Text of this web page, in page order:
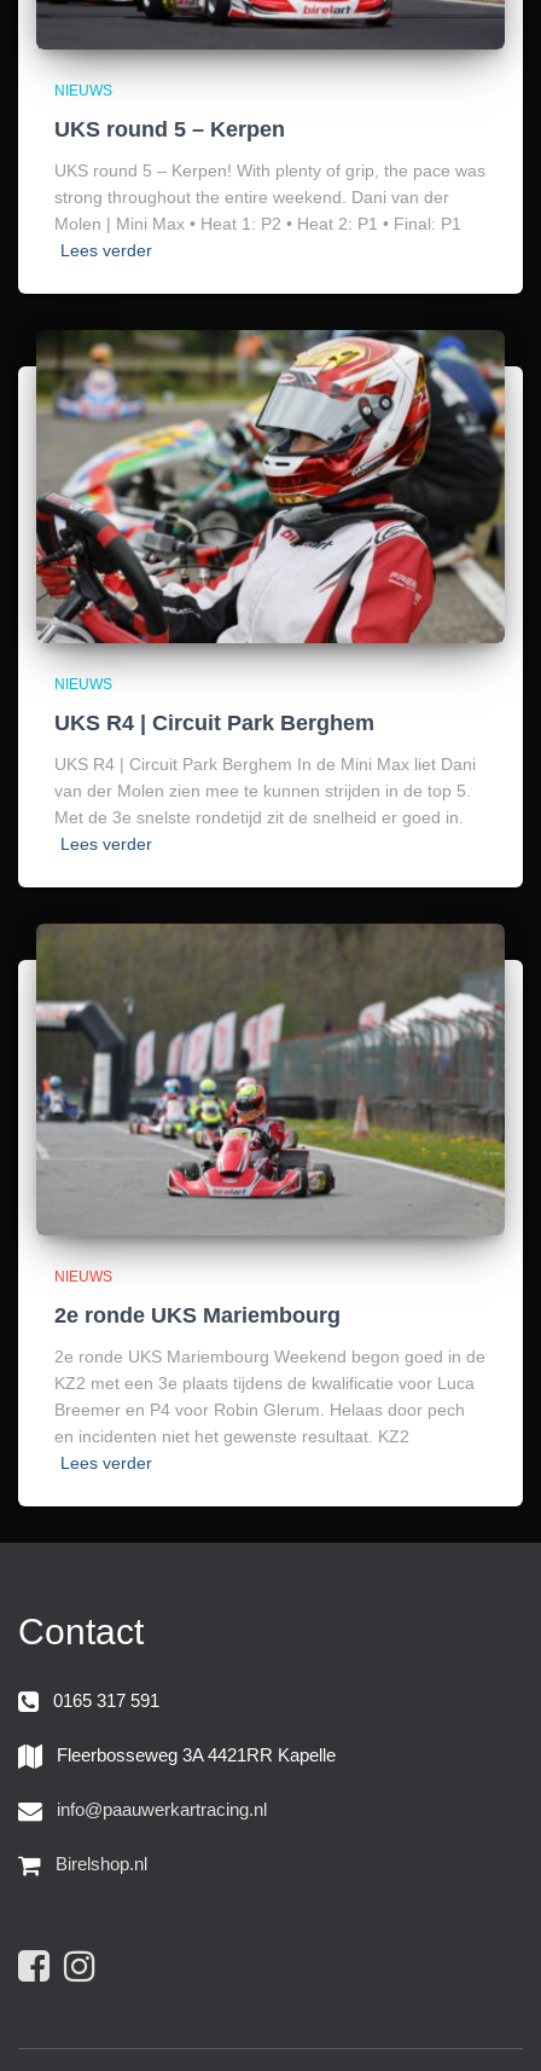
NIEUWS
UKS round 5 – Kerpen
UKS round 5 – Kerpen! With plenty of grip, the pace was
strong throughout the entire weekend. Dani van der
Molen | Mini Max • Heat 1: P2 • Heat 2: P1 • Final: P1
Lees verder
NIEUWS
UKS R4 | Circuit Park Berghem
UKS R4 | Circuit Park Berghem In de Mini Max liet Dani
van der Molen zien mee te kunnen strijden in de top 5.
Met de 3e snelste rondetijd zit de snelheid er goed in.
Lees verder
NIEUWS
2e ronde UKS Mariembourg
2e ronde UKS Mariembourg Weekend begon goed in de
KZ2 met een 3e plaats tijdens de kwalificatie voor Luca
Breemer en P4 voor Robin Glerum. Helaas door pech
en incidenten niet het gewenste resultaat. KZ2
Lees verder
Contact
0165 317 591
Fleerbosseweg 3A 4421RR Kapelle
info@paauwerkartracing.nl
Birelshop.nl